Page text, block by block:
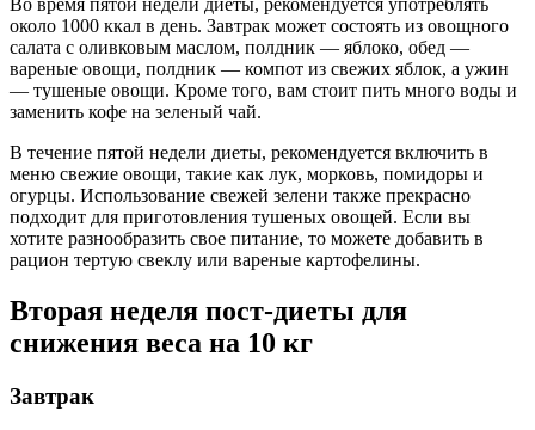
Во время пятой недели диеты, рекомендуется употреблять
около 1000 ккал в день. Завтрак может состоять из овощного
салата с оливковым маслом, полдник — яблоко, обед —
вареные овощи, полдник — компот из свежих яблок, а ужин
— тушеные овощи. Кроме того, вам стоит пить много воды и
заменить кофе на зеленый чай.
В течение пятой недели диеты, рекомендуется включить в
меню свежие овощи, такие как лук, морковь, помидоры и
огурцы. Использование свежей зелени также прекрасно
подходит для приготовления тушеных овощей. Если вы
хотите разнообразить свое питание, то можете добавить в
рацион тертую свеклу или вареные картофелины.
Вторая неделя пост-диеты для
снижения веса на 10 кг
Завтрак